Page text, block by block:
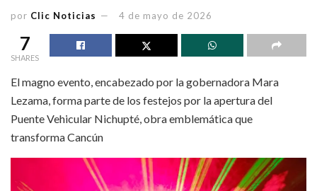
por Clic Noticias 4 de mayo de 2026
7
SHARES
El magno evento, encabezado por la gobernadora Mara
Lezama, forma parte de los festejos por la apertura del
Puente Vehicular Nichupté, obra emblemática que
transforma Cancún